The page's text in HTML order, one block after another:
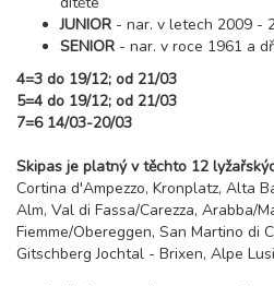
JUNIOR - nar. v letech 2009 -
SENIOR - nar. v roce 1961 a
4=3 do 19/12; od 21/03
5=4 do 19/12; od 21/03
7=6 14/03-20/03
Skipas je platný v těchto 12
Cortina d'Ampezzo, Kronplatz, Alta
Alm, Val di Fassa/Carezza, Arabba/
Fiemme/Obereggen, San Martino di
Gitschberg Jochtal - Brixen, Alpe